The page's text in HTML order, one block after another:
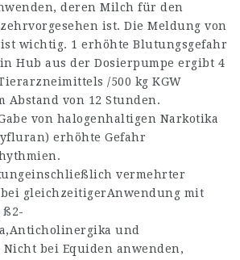
deren Milch für den
ist. Die Meldung von
wichtig. 1 erhöhte Blutungsgefahr
Hub aus der Dosierpumpe ergibt 4
/500 kg KGW
Abstand von 12 Stunden.
von halogenhaltigen Narkotika
erhöhte Gefahr
vermehrter
gleichzeitigerAnwendung mit
ß2-
und
bei Equiden anwenden,